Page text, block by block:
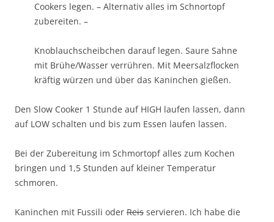
Cookers legen. – Alternativ alles im Schnortopf
zubereiten. –
Knoblauchscheibchen darauf legen. Saure Sahne
mit Brühe/Wasser verrühren. Mit Meersalzflocken
kräftig würzen und über das Kaninchen gießen.
Den Slow Cooker 1 Stunde auf HIGH laufen lassen, dann
auf LOW schalten und bis zum Essen laufen lassen.
Bei der Zubereitung im Schmortopf alles zum Kochen
bringen und 1,5 Stunden auf kleiner Temperatur
schmoren.
Kaninchen mit Fussili oder Reis servieren. Ich habe die